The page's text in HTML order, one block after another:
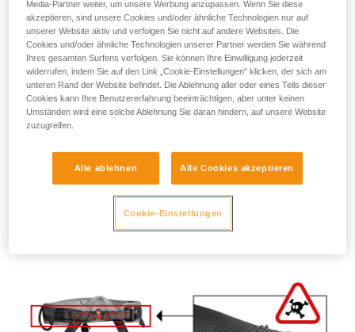
Petzl wurde am 6. April 2016 von den Behörden darauf
hingewiesen, dass bei eBay modifizierte ASPIR-Gurte von
Petzl (C24) zum Verkauf angeboten werden. Die neuwertigen
oder wenig benutzten Gurte wurden von dritten Personen
modifiziert. Diese Produkte wurden beschlagnahmt, die
unverzügliche Einstellung des Verkaufs bei eBay gefordert
und ein Gerichtsverfahren eingeleitet.
Achtung Lebensgefahr!
Die Sicherheitsgurtbänder der Beinschlaufen oder des
Hüftgurts der modifizierten ASPIR-Gurte wurden
durchgeschnitten und wieder zusammengenäht (Siehe Foto
Media-Partner weiter, um unsere Werbung anzupassen. Wenn Sie diese
akzeptieren, sind unsere Cookies und/oder ähnliche Technologien nur auf
unserer Website aktiv und verfolgen Sie nicht auf andere Websites. Die
Cookies und/oder ähnliche Technologien unserer Partner werden Sie während
Ihres gesamten Surfens verfolgen. Sie können Ihre Einwilligung jederzeit
widerrufen, indem Sie auf den Link „Cookie-Einstellungen“ klicken, der sich am
unteren Rand der Website befindet. Die Ablehnung aller oder eines Teils dieser
Cookies kann Ihre Benutzererfahrung beeinträchtigen, aber unter keinen
Umständen wird eine solche Ablehnung Sie daran hindern, auf unsere Website
zuzugreifen.
Alle ablehnen Alle Cookies akzeptieren
Cookie-Einstellungen